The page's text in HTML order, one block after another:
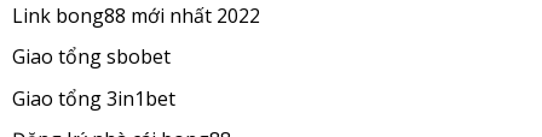
Link bong88 mới nhất 2022
Giao tổng sbobet
Giao tổng 3in1bet